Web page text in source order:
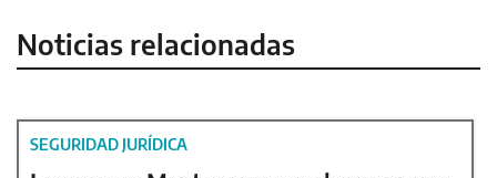
Noticias relacionadas
SEGURIDAD JURÍDICA